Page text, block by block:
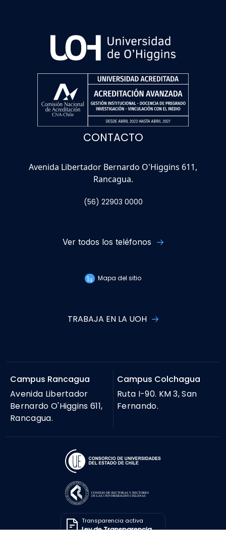
CONTACTO
Avenida Libertador Bernardo O'Higgins 611,
Rancagua.
(56) 22903 0000
Ver todos los teléfonos
Mapa del sitio
TRABAJA EN LA UOH
Campus Rancagua
Avenida Libertador
Bernardo O'Higgins 611,
Rancagua.
Campus Colchagua
Ruta I-90. KM 3, San
Fernando.
Transparencia activa
Ley de Transparencia